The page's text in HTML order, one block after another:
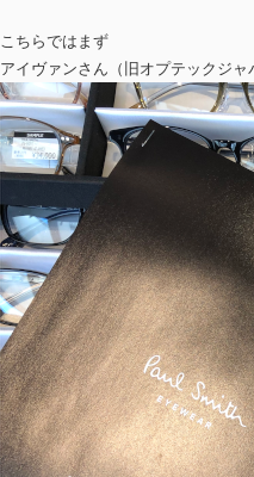
こちらではまず
アイヴァンさん（旧オプテックジャ